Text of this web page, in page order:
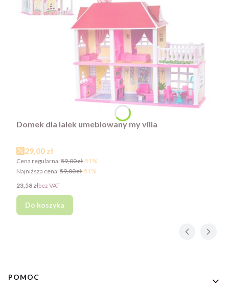
Domek dla lalek umeblowany my villa
Cena promocyjna
29,00 zł
Cena regularna: 59,00 zł-51%
Najniższa cena: 59,00 zł-51%
Cena
23,58 złbez VAT
Do koszyka
Linki w stopce
POMOC